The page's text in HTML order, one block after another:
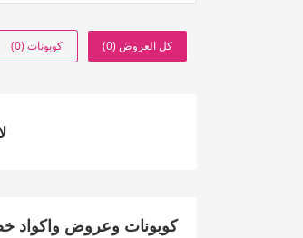
كل العروض (0) كوبونات (0)
كوبونات وعروض واكواد